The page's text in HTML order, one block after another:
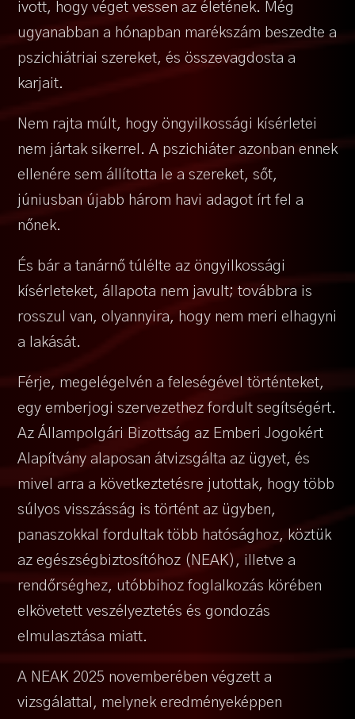
ivott, hogy véget vessen az életének. Még
ugyanabban a hónapban marékszám beszedte a
pszichiátriai szereket, és összevagdosta a
karjait.
Nem rajta múlt, hogy öngyilkossági kísérletei
nem jártak sikerrel. A pszichiáter azonban ennek
ellenére sem állította le a szereket, sőt,
júniusban újabb három havi adagot írt fel a
nőnek.
És bár a tanárnő túlélte az öngyilkossági
kísérleteket, állapota nem javult; továbbra is
rosszul van, olyannyira, hogy nem meri elhagyni
a lakását.
Férje, megelégelvén a feleségével történteket,
egy emberjogi szervezethez fordult segítségért.
Az Állampolgári Bizottság az Emberi Jogokért
Alapítvány alaposan átvizsgálta az ügyet, és
mivel arra a következtetésre jutottak, hogy több
súlyos visszásság is történt az ügyben,
panaszokkal fordultak több hatósághoz, köztük
az egészségbiztosítóhoz (NEAK), illetve a
rendőrséghez, utóbbihoz foglalkozás körében
elkövetett veszélyeztetés és gondozás
elmulasztása miatt.
A NEAK 2025 novemberében végzett a
vizsgálattal, melynek eredményeképpen